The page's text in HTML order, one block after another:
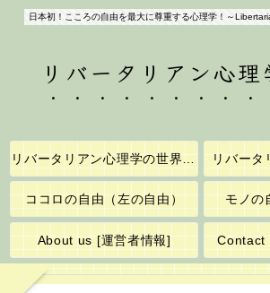
日本初！こころの自由を最大に尊重する心理学！～
リバータリアン心
リバータリアン心理学の世界へようこそ！ リバータ
ココロの自由（左の自由） モノの
About us [運営者情報] Contact